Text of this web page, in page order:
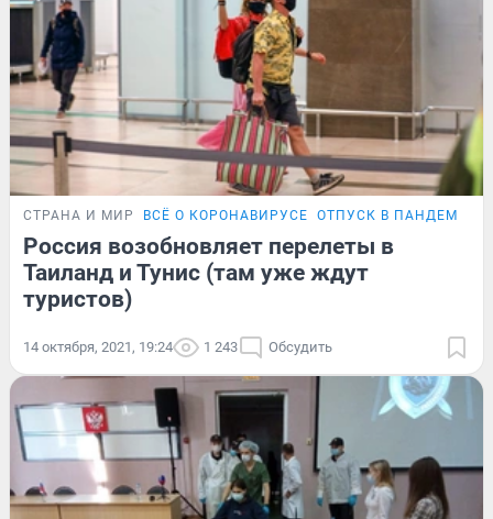
СТРАНА И МИР ВСЁ О КОРОНАВИРУСЕ ОТПУСК В ПАНДЕМИЮ
Россия возобновляет перелеты в
Таиланд и Тунис (там уже ждут
туристов)
14 октября, 2021, 19:24 1 243 Обсудить